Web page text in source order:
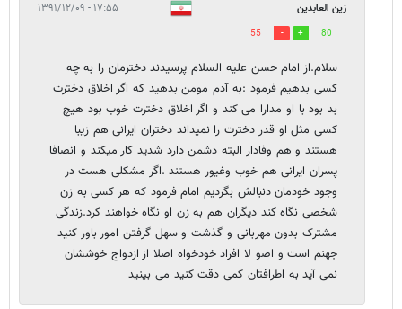
زین العابدین ۱۷:۵۵ - ۱۳۹۱/۱۲/۰۹
80
55
سلام.از امام حسن علیه السلام پرسیدند دخترمان را به چه
کسی بدهیم فرمود :به آدم مومن بدهید که اگر اخلاق دخترت
بد بود با او مدارا می کند و اگر اخلاق دخترت خوب بود هیچ
کسی مثل او قدر دخترت را نمیداند دختران ایرانی هم زیبا
هستند و هم وفادار البته دشمن دارد شدید کار میکند و انصافا
پسران ایرانی هم خوب وغیور هستند .اگر مشکلی هست در
وجود خودمان دنبالش بگردیم امام فرمود که هر کسی به زن
شخصی نگاه کند دیگران هم به زن او نگاه خواهند کرد.زندگی
مشترک بدون مهربانی و گذشت و سهل گرفتن امور باور کنید
جهنم است و اصو لا افراد خودخواه اصلا از ازدواج خوششان
نمی آید به اطرافتان کمی دقت کنید می بینید